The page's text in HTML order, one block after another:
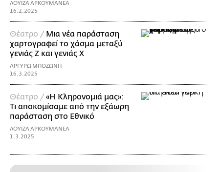
ΛΟΥΙΖΑ ΑΡΚΟΥΜΑΝΕΑ
16.2.2025
Θέατρο / Μια νέα παράσταση
χαρτογραφεί το χάσμα μεταξύ
γενιάς Z και γενιάς X
ΑΡΓΥΡΩ ΜΠΟΖΩΝΗ
16.3.2025
Θέατρο /«Η Κληρονομιά μας»:
Τι αποκομίσαμε από την εξάωρη
παράσταση στο Εθνικό
ΛΟΥΙΖΑ ΑΡΚΟΥΜΑΝΕΑ
1.3.2025